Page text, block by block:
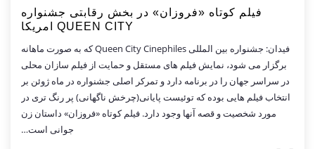
فیلم کوتاه «فروزان» در بخش رقابتی جشنواره
QUEEN CITY امریکا
فیدان: جشنواره بین المللی Queen City Cinephiles که به صورت ماهانه
برگزار می شود، نمایش فیلم های مستقل و حمایت از فیلم سازان محلی
در سراسر جهان را در برنامه دارد و تمرکر اصلی جشنواره در ماه ژوئن بر
انتخاب فیلم هایی بوده که توئیست پایانی(چرخش ناگهانی) پر رنگ تری در
مورد شخصیت و قصه آنها وجود دارد. فیلم کوتاه «فروزان» داستان زن
جوانی است…